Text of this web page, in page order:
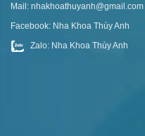
Mail: nhakhoathuyanh@gmail.com
Facebook: Nha Khoa Thùy Anh
Zalo: Nha Khoa Thùy Anh